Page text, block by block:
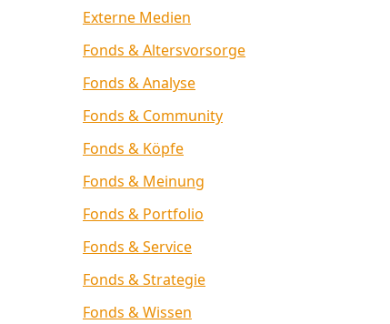
Externe Medien
Fonds & Altersvorsorge
Fonds & Analyse
Fonds & Community
Fonds & Köpfe
Fonds & Meinung
Fonds & Portfolio
Fonds & Service
Fonds & Strategie
Fonds & Wissen